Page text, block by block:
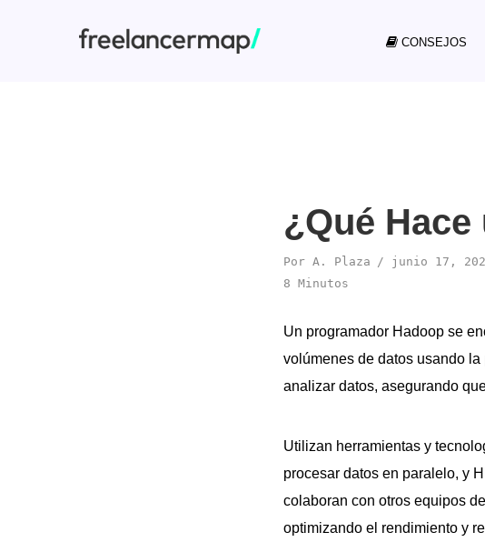
CONSEJOS
¿Qué
Por A. Plaza junio 17,
8 Minutos
Un programador Hadoop se
volúmenes de datos usando
analizar datos, asegurando
Utilizan herramientas y
procesar datos en paralelo, y
colaboran con otros equipos
optimizando el rendimiento y